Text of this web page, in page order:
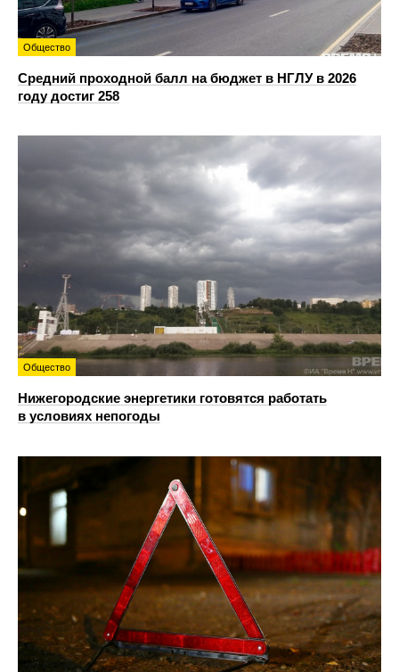
Общество
Средний проходной балл на бюджет в НГЛУ в 2026
году достиг 258
Общество
Нижегородские энергетики готовятся работать
в условиях непогоды